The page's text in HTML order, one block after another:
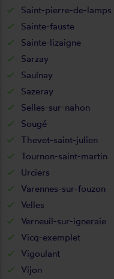
Saint-pierre-de-lamps
Sainte-fauste
Sainte-lizaigne
Sarzay
Saulnay
Sazeray
Selles-sur-nahon
Sougé
Thevet-saint-julien
Tournon-saint-martin
Urciers
Varennes-sur-fouzon
Velles
Verneuil-sur-igneraie
Vicq-exemplet
Vigoulant
Vijon